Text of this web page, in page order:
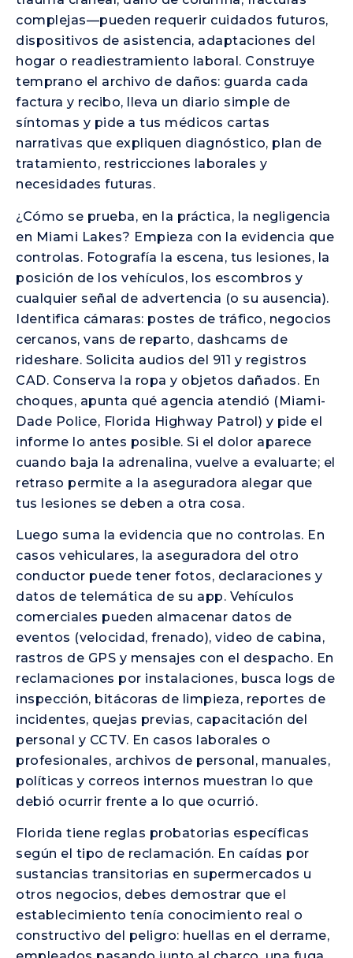
complejas—pueden requerir cuidados futuros,
dispositivos de asistencia, adaptaciones del
hogar o readiestramiento laboral. Construye
temprano el archivo de daños: guarda cada
factura y recibo, lleva un diario simple de
síntomas y pide a tus médicos cartas
narrativas que expliquen diagnóstico, plan de
tratamiento, restricciones laborales y
necesidades futuras.
¿Cómo se prueba, en la práctica, la negligencia
en Miami Lakes? Empieza con la evidencia que
controlas. Fotografía la escena, tus lesiones, la
posición de los vehículos, los escombros y
cualquier señal de advertencia (o su ausencia).
Identifica cámaras: postes de tráfico, negocios
cercanos, vans de reparto, dashcams de
rideshare. Solicita audios del 911 y registros
CAD. Conserva la ropa y objetos dañados. En
choques, apunta qué agencia atendió (Miami-
Dade Police, Florida Highway Patrol) y pide el
informe lo antes posible. Si el dolor aparece
cuando baja la adrenalina, vuelve a evaluarte; el
retraso permite a la aseguradora alegar que
tus lesiones se deben a otra cosa.
Luego suma la evidencia que no controlas. En
casos vehiculares, la aseguradora del otro
conductor puede tener fotos, declaraciones y
datos de telemática de su app. Vehículos
comerciales pueden almacenar datos de
eventos (velocidad, frenado), video de cabina,
rastros de GPS y mensajes con el despacho. En
reclamaciones por instalaciones, busca logs de
inspección, bitácoras de limpieza, reportes de
incidentes, quejas previas, capacitación del
personal y CCTV. En casos laborales o
profesionales, archivos de personal, manuales,
políticas y correos internos muestran lo que
debió ocurrir frente a lo que ocurrió.
Florida tiene reglas probatorias específicas
según el tipo de reclamación. En caídas por
sustancias transitorias en supermercados u
otros negocios, debes demostrar que el
establecimiento tenía conocimiento real o
constructivo del peligro: huellas en el derrame,